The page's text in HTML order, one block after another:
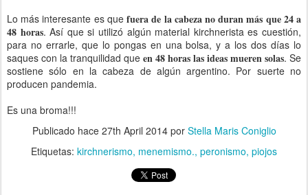
Lo más interesante es quefuera de la cabeza no duran más que 24 a
48 horas. Así que si utilizó algún material kirchnerista es cuestión,
para no errarle, que lo pongas en una bolsa, y a los dos días lo
saques con la tranquilidad que en 48 horas las ideas mueren solas. Se
sostiene sólo en la cabeza de algún argentino. Por suerte no
producen pandemia.
Es una broma!!!
Publicado hace 27th April 2014por Stella Maris Coniglio
Etiquetas: kirchnerismo menemismo. peronismo piojos